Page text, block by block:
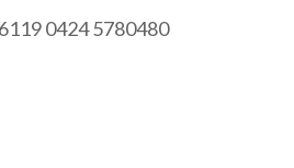
0424 5780480